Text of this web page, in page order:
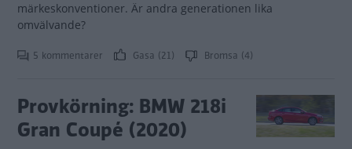
märkeskonventioner. Är andra generationen lika
omvälvande?
5 kommentarer Gasa (21) Bromsa (4)
Provkörning: BMW 218i
Gran Coupé (2020)